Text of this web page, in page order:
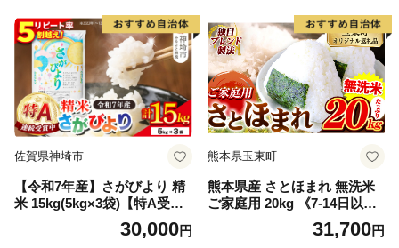
送
佐賀県神埼市
【令和7年産】さがびより 精
米 15kg(5kg×3袋)【特A受賞
米 人気 佐賀県産 ブランド米
増田米穀】(H015225)30,000円
熊本県玉東町
熊本県産 さとほまれ 無洗米
ご家庭用 20kg 《7-14日以内
に出荷予定(土日祝除く)》熊
本県 玉名郡 玉東町 米 こめ
31,700円